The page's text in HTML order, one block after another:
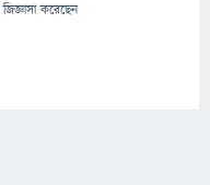
জিজ্ঞাসাকরেছেন